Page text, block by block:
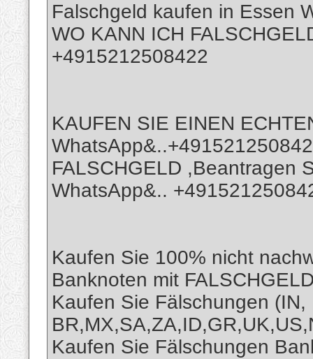
Falschgeld kaufen in Essen
WO KANN ICH
+4915212508422
KAUFEN SIE EINEN
FALSCHGELD ,Beantragen
WhatsApp&..
Kaufen Sie 100% nicht
Banknoten mit
Kaufen Sie Fälschungen (IN,
Kaufen Sie Fälschungen